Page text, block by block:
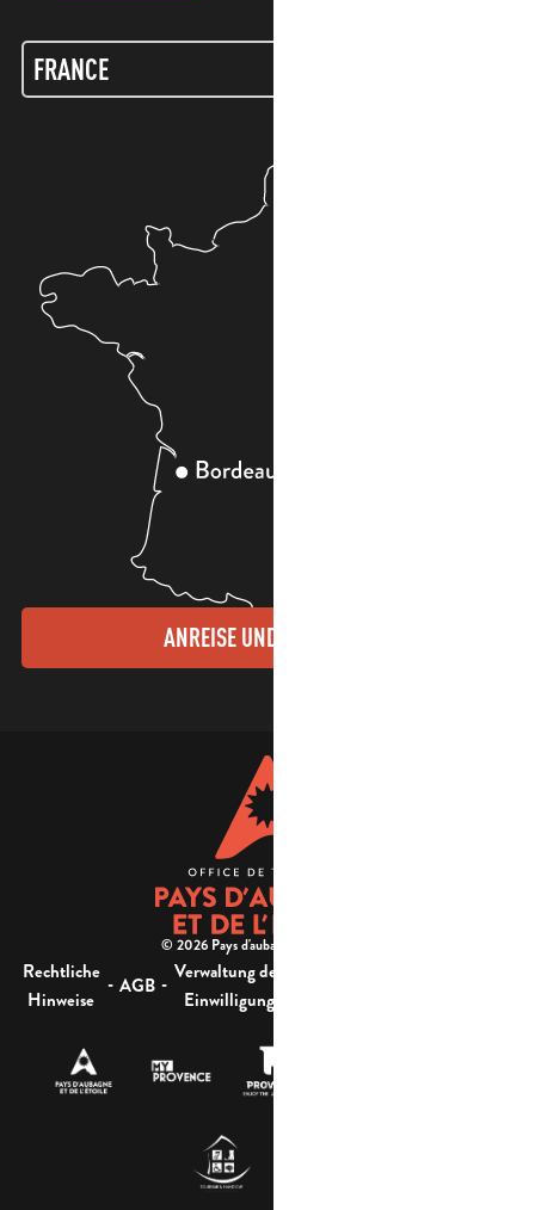
ANREISE UND KONTAKTE
© 2026 Pays d'aubagne et de l'étoile -
Rechtliche
Hinweise
- AGB - Verwaltung der
Einwilligung